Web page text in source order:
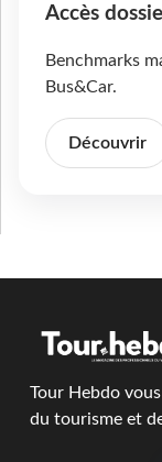
Accès
Benchmarks
Bus&Car.
Découvrir
Tour Hebdo
du tourisme et